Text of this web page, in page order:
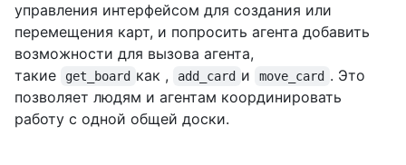
управления интерфейсом для создания или
перемещения карт, и попросить агента добавить
возможности для вызова агента,
такие
get_board как , add_card и move_card . Это
позволяет людям и агентам координировать
работу с одной общей доски.